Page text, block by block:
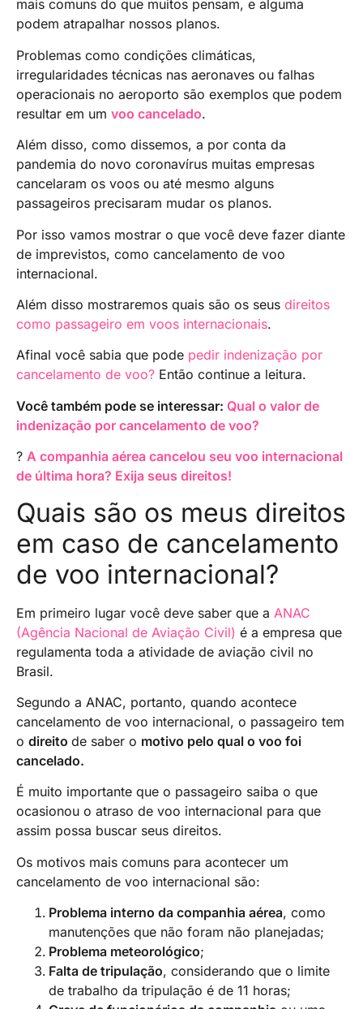
mais comuns do que muitos pensam, e alguma
podem atrapalhar nossos planos.
Problemas como condições climáticas,
irregularidades técnicas nas aeronaves ou falhas
operacionais no aeroporto são exemplos que podem
resultar em um voo cancelado.
Além disso, como dissemos, a por conta da
pandemia do novo coronavírus muitas empresas
cancelaram os voos ou até mesmo alguns
passageiros precisaram mudar os planos.
Por isso vamos mostrar o que você deve fazer diante
de imprevistos, como cancelamento de voo
internacional.
Além disso mostraremos quais são os seus direitos
como passageiro em voos internacionais.
Afinal você sabia que pode pedir indenização por
cancelamento de voo? Então continue a leitura.
Você também pode se interessar: Qual o valor de
indenização por cancelamento de voo?
? A companhia aérea cancelou seu voo internacional
de última hora? Exija seus direitos!
Quais são os meus direitos
em caso de cancelamento
de voo internacional?
Em primeiro lugar você deve saber que a ANAC
(Agência Nacional de Aviação Civil) é a empresa que
regulamenta toda a atividade de aviação civil no
Brasil.
Segundo a ANAC, portanto, quando acontece
cancelamento de voo internacional, o passageiro tem
o direito de saber o motivo pelo qual o voo foi
cancelado.
É muito importante que o passageiro saiba o que
ocasionou o atraso de voo internacional para que
assim possa buscar seus direitos.
Os motivos mais comuns para acontecer um
cancelamento de voo internacional são:
Problema interno da companhia aérea, como
manutenções que não foram não planejadas;
Problema meteorológico;
Falta de tripulação, considerando que o limite
de trabalho da tripulação é de 11 horas;